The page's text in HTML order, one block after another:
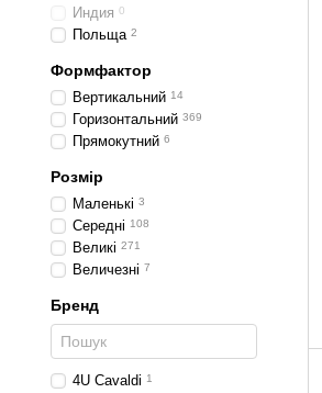
Индия 0
Польща 2
Формфактор
Вертикальний 14
Горизонтальний 369
Прямокутний 6
Розмір
Маленькі 3
Середні 108
Великі 271
Величезні 7
Бренд
4U Cavaldi 1